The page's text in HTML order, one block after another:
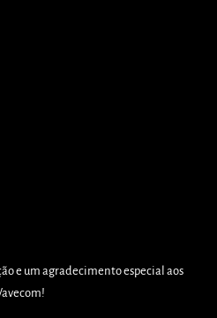
e um agradecimento especial aos